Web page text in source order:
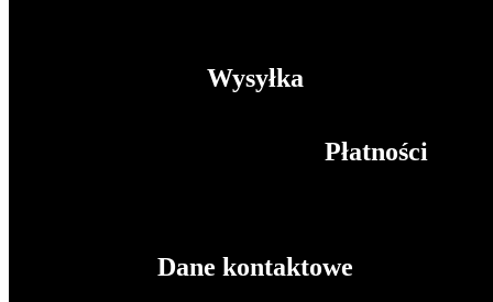
Wysyłka
Płatności
Dane kontaktowe